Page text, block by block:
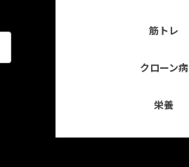
筋トレ
クローン病
栄養